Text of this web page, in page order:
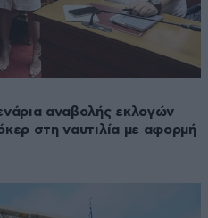
αναβολής εκλογών
στη ναυτιλία με αφορμή